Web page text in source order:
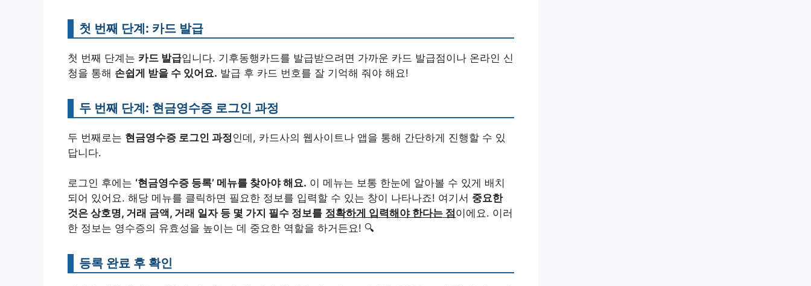
첫 번째 단계: 카드 발급
첫 번째 단계는 카드 발급입니다. 기후동행카드를 발급받으려면 가까운 카드 발급점이나 온라인 신
청을 통해 손쉽게 받을 수 있어요. 발급 후 카드 번호를 잘 기억해 줘야 해요!
두 번째 단계: 현금영수증 로그인 과정
두 번째로는 현금영수증 로그인 과정 인데, 카드사의 웹사이트나 앱을 통해 간단하게 진행할 수 있
답니다.
로그인 후에는 ‘현금영수증 등록’ 메뉴를 찾아야 해요. 이 메뉴는 보통 한눈에 알아볼 수 있게 배치
되어 있어요. 해당 메뉴를 클릭하면 필요한 정보를 입력할 수 있는 창이 나타나죠! 여기서 중요한
것은 상호명, 거래 금액, 거래 일자 등 몇 가지 필수 정보를 정확하게 입력해야 한다는 점 이에요. 이러
한 정보는 영수증의 유효성을 높이는 데 중요한 역할을 하거든요! 🔍
등록 완료 후 확인